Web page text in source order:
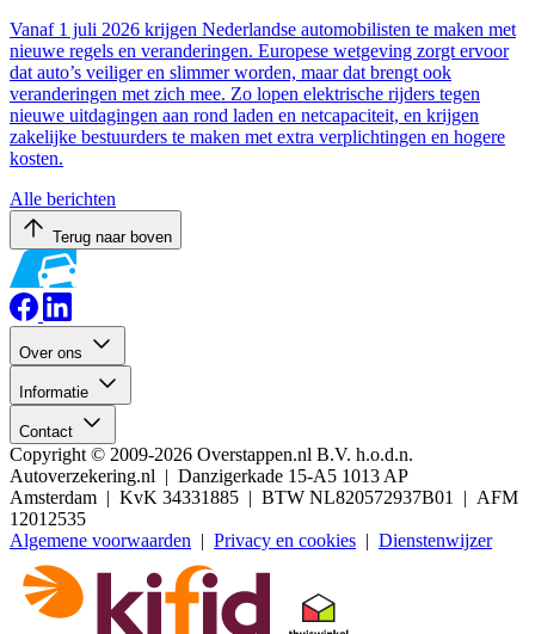
Vanaf 1 juli 2026 krijgen Nederlandse automobilisten te maken met
nieuwe regels en veranderingen. Europese wetgeving zorgt ervoor
dat auto’s veiliger en slimmer worden, maar dat brengt ook
veranderingen met zich mee. Zo lopen elektrische rijders tegen
nieuwe uitdagingen aan rond laden en netcapaciteit, en krijgen
zakelijke bestuurders te maken met extra verplichtingen en hogere
kosten.
Alle berichten
Terug naar boven
Over ons
Informatie
Contact
Copyright © 2009-2026 Overstappen.nl B.V. h.o.d.n.
Autoverzekering.nl | Danzigerkade 15-A5 1013 AP
Amsterdam | KvK 34331885 | BTW NL820572937B01 | AFM
12012535
Algemene voorwaarden | Privacy en cookies | Dienstenwijzer